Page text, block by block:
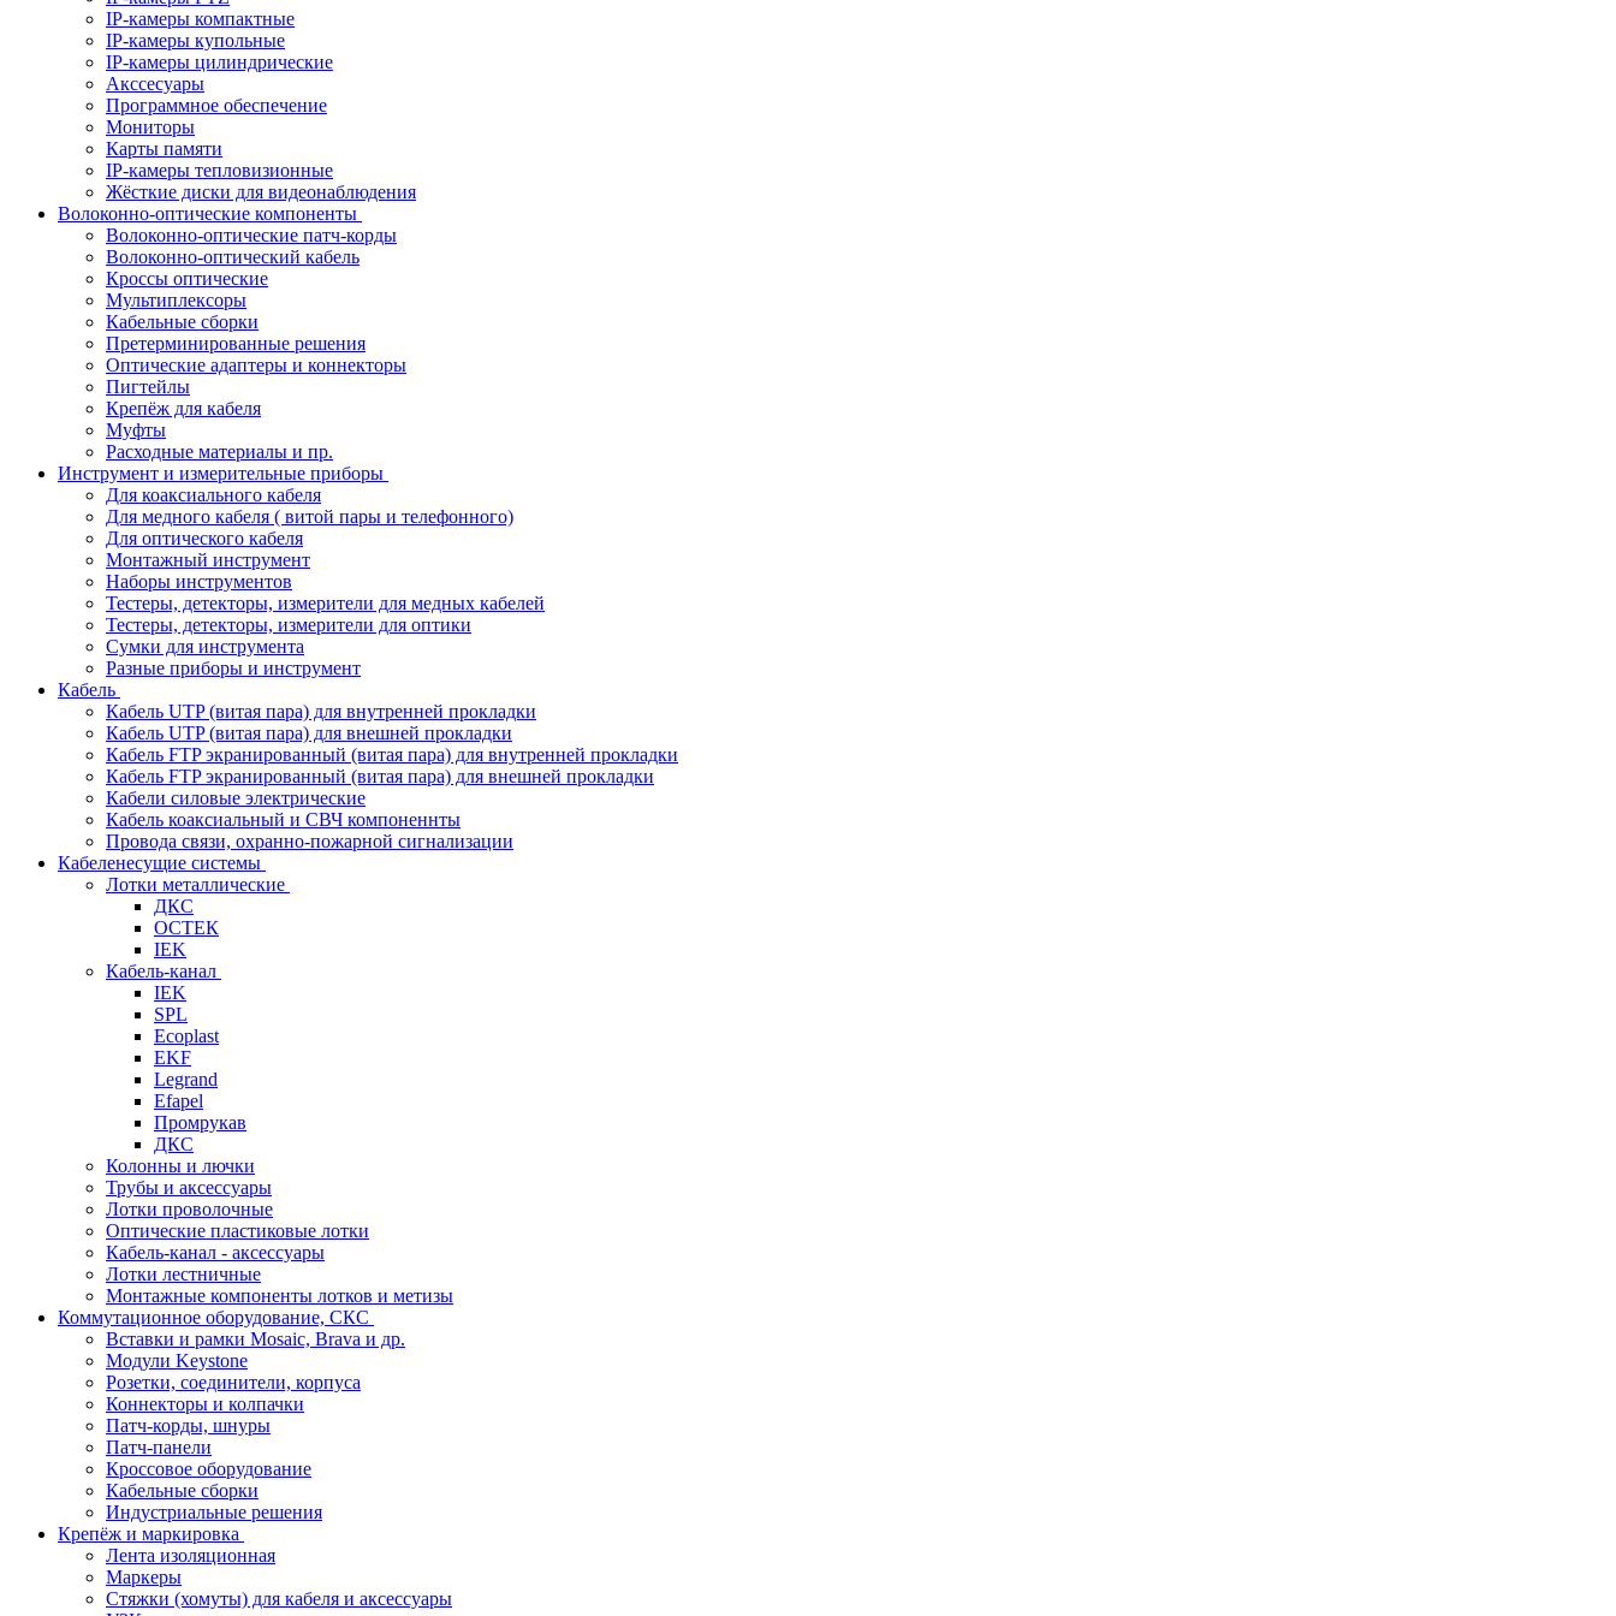
IP-камеры компактные
IP-камеры купольные
IP-камеры цилиндрические
Акссесуары
Программное обеспечение
Мониторы
Карты памяти
IP-камеры тепловизионные
Жёсткие диски для видеонаблюдения
Волоконно-оптические компоненты
Волоконно-оптические патч-корды
Волоконно-оптический кабель
Кроссы оптические
Мультиплексоры
Кабельные сборки
Претерминированные решения
Оптические адаптеры и коннекторы
Пигтейлы
Крепёж для кабеля
Муфты
Расходные материалы и пр.
Инструмент и измерительные приборы
Для коаксиального кабеля
Для медного кабеля ( витой пары и телефонного)
Для оптического кабеля
Монтажный инструмент
Наборы инструментов
Тестеры, детекторы, измерители для медных кабелей
Тестеры, детекторы, измерители для оптики
Сумки для инструмента
Разные приборы и инструмент
Кабель
Кабель UTP (витая пара) для внутренней прокладки
Кабель UTP (витая пара) для внешней прокладки
Кабель FTP экранированный (витая пара) для внутренней прокладки
Кабель FTP экранированный (витая пара) для внешней прокладки
Кабели силовые электрические
Кабель коаксиальный и СВЧ компоненнты
Провода связи, охранно-пожарной сигнализации
Кабеленесущие системы
Лотки металлические
ДКС
ОСТЕК
IEK
Кабель-канал
IEK
SPL
Ecoplast
EKF
Legrand
Efapel
Промрукав
ДКС
Колонны и лючки
Трубы и аксессуары
Лотки проволочные
Оптические пластиковые лотки
Кабель-канал - аксессуары
Лотки лестничные
Монтажные компоненты лотков и метизы
Коммутационное оборудование, СКС
Вставки и рамки Mosaic, Brava и др.
Модули Keystone
Розетки, соединители, корпуса
Коннекторы и колпачки
Патч-корды, шнуры
Патч-панели
Кроссовое оборудование
Кабельные сборки
Индустриальные решения
Крепёж и маркировка
Лента изоляционная
Маркеры
Стяжки (хомуты) для кабеля и аксессуары